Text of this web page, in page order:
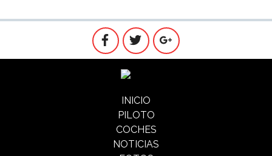
INICIO
PILOTO
COCHES
NOTICIAS